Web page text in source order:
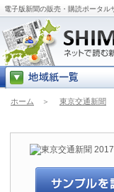
電子版新聞の販売・購読ポータ
ホーム ＞ 東京交通新聞